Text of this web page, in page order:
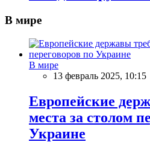
В мире
В мире
13 февраль 2025, 10:15
Европейские
места за столом
Украине